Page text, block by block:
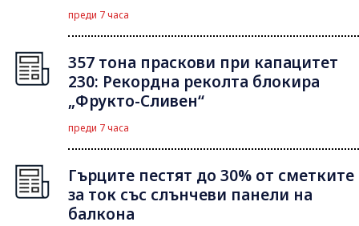
преди 7 часа
357 тона праскови при капацитет
230: Рекордна реколта блокира
„Фрукто-Сливен“
преди 7 часа
Гърците пестят до 30% от сметките
за ток със слънчеви панели на
балкона